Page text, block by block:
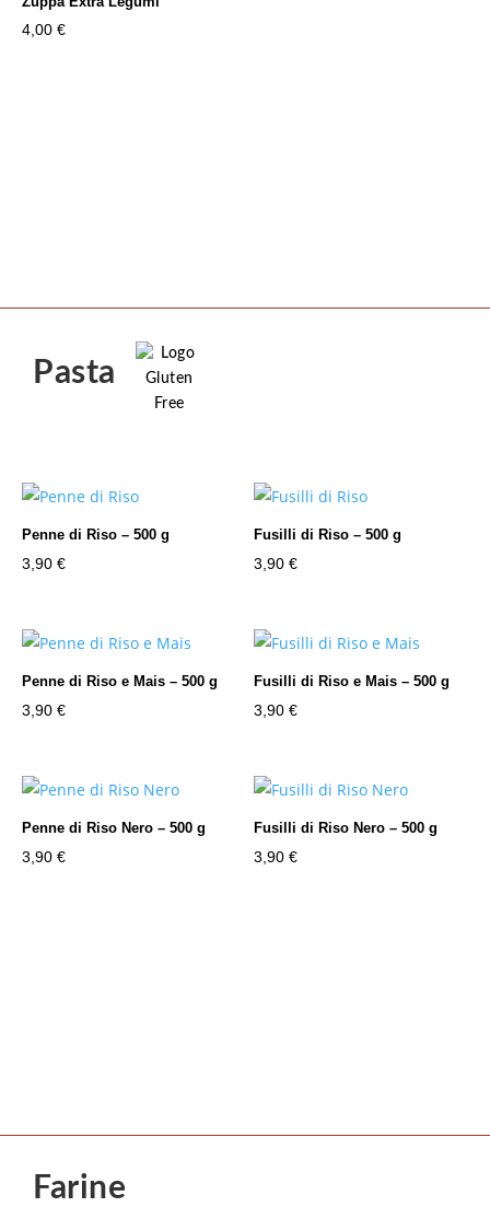
4,00 €
Pasta
Penne di Riso – 500 g
3,90 €
Fusilli di Riso – 500 g
3,90€
Penne di Riso e Mais – 500 g
3,90 €
Fusilli di Riso e Mais – 500 g
3,90€
Penne di Riso Nero – 500 g
3,90 €
Fusilli di Riso Nero – 500 g
3,90€
Farine